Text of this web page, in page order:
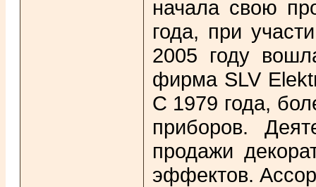
начала свою
года, при
2005 году
фирма SLV
С 1979 года,
приборов.
продажи
эффектов.